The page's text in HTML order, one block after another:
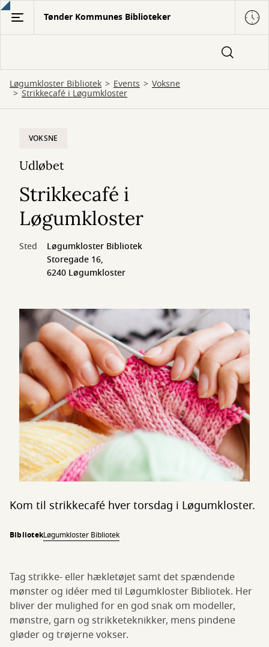
Gå
hovedindhold
Tønder Kommunes Biblioteker
Løgumkloster Bibliotek Events Voksne
Strikkecafé i Løgumkloster
VOKSNE
Udløbet
Strikkecafé i
Løgumkloster
Sted
Løgumkloster Bibliotek
Storegade 16,
6240 Løgumkloster
Kom til strikkecafé hver torsdag i Løgumkloster.
BibliotekLøgumkloster Bibliotek
Tag strikke- eller hækletøjet samt det spændende
mønster og idéer med til Løgumkloster Bibliotek. Her
bliver der mulighed for en god snak om modeller,
mønstre, garn og strikketeknikker, mens pindene
gløder og trøjerne vokser.